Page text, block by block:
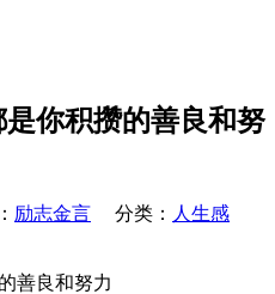
你积攒的善良和努
励志金言 分类： 人生感
善良和努力